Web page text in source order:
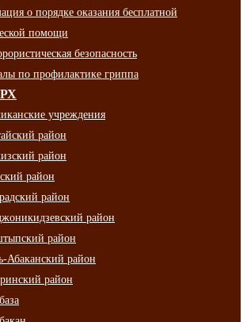
о порядке оказания бесплатной
помощи
безопасность
по профилактике гриппа
учреждения
район
район
район
район
район
район
Абаканский район
район